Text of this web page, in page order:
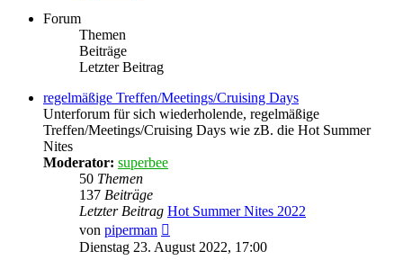
Forum
Themen
Beiträge
Letzter Beitrag
regelmäßige Treffen/Meetings/Cruising Days
Unterforum für sich wiederholende, regelmäßige
Treffen/Meetings/Cruising Days wie zB. die Hot Summer
Nites
Moderator: superbee
50 Themen
137 Beiträge
Letzter Beitrag Hot Summer Nites 2022
von piperman
Beitrag
Dienstag 23. August 2022, 17:00